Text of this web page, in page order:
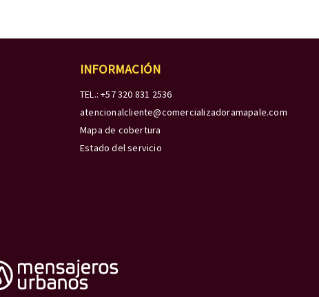
INFORMACIÓN
TEL.: +57 320 831 2536
atencionalcliente@comercializadoramapale.com
Mapa de cobertura
Estado del servicio